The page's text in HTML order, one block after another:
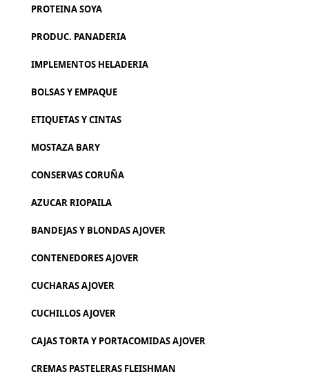
PROTEINA SOYA
PRODUC. PANADERIA
IMPLEMENTOS HELADERIA
BOLSAS Y EMPAQUE
ETIQUETAS Y CINTAS
MOSTAZA BARY
CONSERVAS CORUÑA
AZUCAR RIOPAILA
BANDEJAS Y BLONDAS AJOVER
CONTENEDORES AJOVER
CUCHARAS AJOVER
CUCHILLOS AJOVER
CAJAS TORTA Y PORTACOMIDAS AJOVER
CREMAS PASTELERAS FLEISHMAN